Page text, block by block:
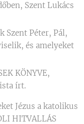
Szent Lukács
Szent Péter, Pál,
és amelyeket
KÖNYVE,
írt.
Jézus a katolikus
HITVALLÁS